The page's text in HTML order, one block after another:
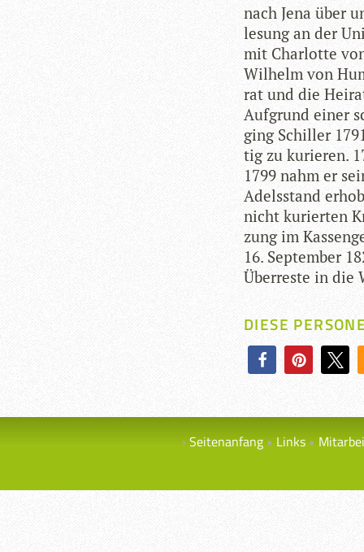
nach Jena über
le­sung an der
mit Char­lotte
Wil­helm von
rat und die
Auf­grund einer
ging Schil­ler
tig zu kurie­ren.
1799 nahm er
Adels­stand
nicht kurier­ten
zung im
16. Sep­tem­ber
Über­reste in die
DIESE
Seitenanfang Links